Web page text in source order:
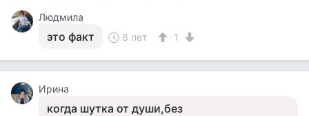
Людмила
это факт 8 лет 1
Ирина
когда шутка от души,без